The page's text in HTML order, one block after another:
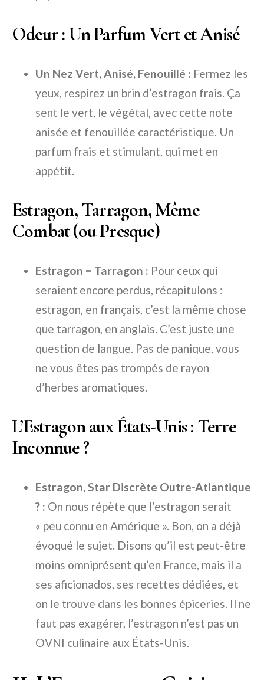
Odeur : Un Parfum Vert et Anisé
Un Nez Vert, Anisé, Fenouillé : Fermez les
yeux, respirez un brin d’estragon frais. Ça
sent le vert, le végétal, avec cette note
anisée et fenouillée caractéristique. Un
parfum frais et stimulant, qui met en
appétit.
Estragon, Tarragon, Même
Combat (ou Presque)
Estragon = Tarragon : Pour ceux qui
seraient encore perdus, récapitulons :
estragon, en français, c’est la même chose
que tarragon, en anglais. C’est juste une
question de langue. Pas de panique, vous
ne vous êtes pas trompés de rayon
d’herbes aromatiques.
L’Estragon aux États-Unis : Terre
Inconnue ?
Estragon, Star Discrète Outre-Atlantique
? : On nous répète que l’estragon serait
« peu connu en Amérique ». Bon, on a déjà
évoqué le sujet. Disons qu’il est peut-être
moins omniprésent qu’en France, mais il a
ses aficionados, ses recettes dédiées, et
on le trouve dans les bonnes épiceries. Il ne
faut pas exagérer, l’estragon n’est pas un
OVNI culinaire aux États-Unis.